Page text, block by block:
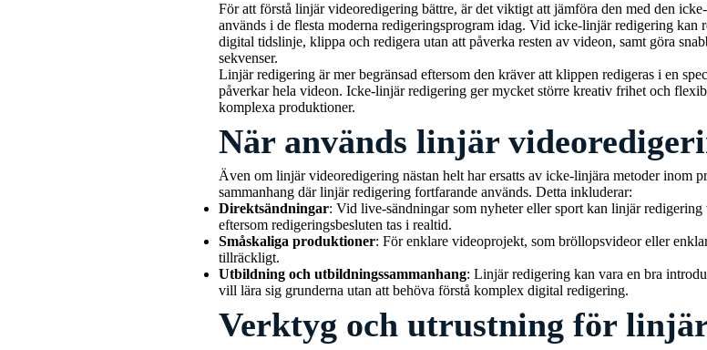
För att förstå linjär videoredigering bättre, är det viktigt att jämföra den med den
används i de flesta moderna redigeringsprogram idag. Vid icke-linjär redigering kan
digital tidslinje, klippa och redigera utan att påverka resten av videon, samt göra
sekvenser.
Linjär redigering är mer begränsad eftersom den kräver att klippen redigeras i en
påverkar hela videon. Icke-linjär redigering ger mycket större kreativ frihet och
komplexa produktioner.
När används linjär
Även om linjär videoredigering nästan helt har ersatts av icke-linjära metoder inom
sammanhang där linjär redigering fortfarande används. Detta inkluderar:
Direktsändningar: Vid live-sändningar som nyheter eller sport kan linjär redigering
eftersom redigeringsbesluten tas i realtid.
Småskaliga produktioner: För enklare videoprojekt, som bröllopsvideor eller
tillräckligt.
Utbildning och utbildningssammanhang: Linjär redigering kan vara en bra
vill lära sig grunderna utan att behöva förstå komplex digital redigering.
Verktyg och utrustning för